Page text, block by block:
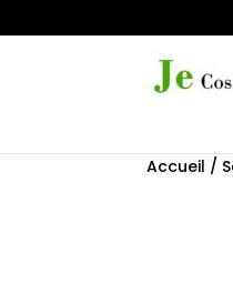
Accueil /